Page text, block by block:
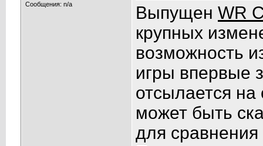
Сообщения: n/a
Выпущен WR
крупных
возможность
игры впервые
отсылается на
может быть
для